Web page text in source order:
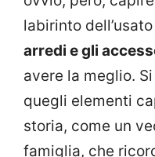
labirinto
arredi e gli
avere la meglio.
quegli elementi
storia, come un
famiglia, che